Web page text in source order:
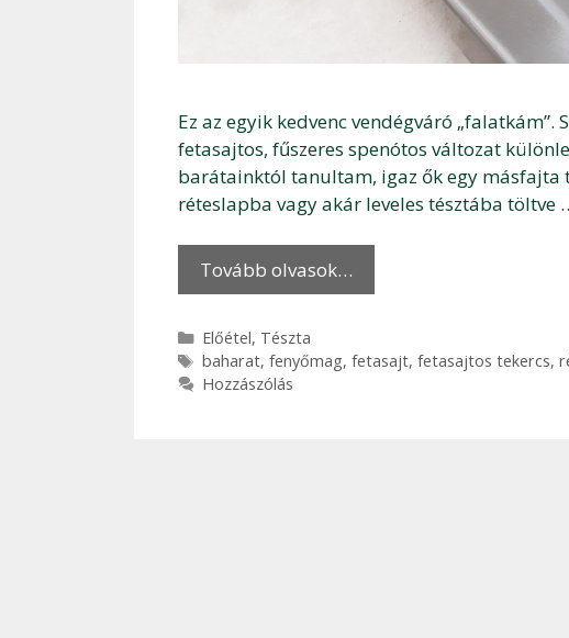
Ez az egyik kedvenc vendégváró
fetasajtos, fűszeres spenótos változat
barátainktól tanultam, igaz ők egy
réteslapba vagy akár leveles tésztába töltve
Tovább olvasok…
Kategória
Előétel, Tészta
Címkék
baharat, fenyőmag, fetasajt, fetasajtos tekercs,
Hozzászólás